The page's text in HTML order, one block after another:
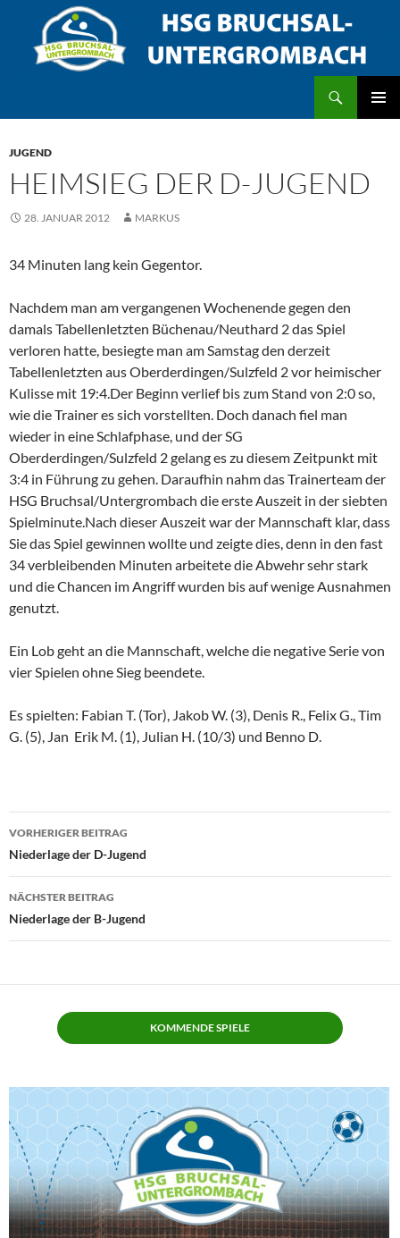
springen
JUGEND
HEIMSIEG DER D-JUGEND
28. JANUAR 2012 MARKUS
34 Minuten lang kein Gegentor.
Nachdem man am vergangenen Wochenende gegen den
damals Tabellenletzten Büchenau/Neuthard 2 das Spiel
verloren hatte, besiegte man am Samstag den derzeit
Tabellenletzten aus Oberderdingen/Sulzfeld 2 vor heimischer
Kulisse mit 19:4.Der Beginn verlief bis zum Stand von 2:0 so,
wie die Trainer es sich vorstellten. Doch danach fiel man
wieder in eine Schlafphase, und der SG
Oberderdingen/Sulzfeld 2 gelang es zu diesem Zeitpunkt mit
3:4 in Führung zu gehen. Daraufhin nahm das Trainerteam der
HSG Bruchsal/Untergrombach die erste Auszeit in der siebten
Spielminute.Nach dieser Auszeit war der Mannschaft klar, dass
Sie das Spiel gewinnen wollte und zeigte dies, denn in den fast
34 verbleibenden Minuten arbeitete die Abwehr sehr stark
und die Chancen im Angriff wurden bis auf wenige Ausnahmen
genutzt.
Ein Lob geht an die Mannschaft, welche die negative Serie von
vier Spielen ohne Sieg beendete.
Es spielten: Fabian T. (Tor), Jakob W. (3), Denis R., Felix G., Tim
G. (5), Jan  Erik M. (1), Julian H. (10/3) und Benno D.
Beitragsnavigation
VORHERIGER BEITRAG
Niederlage der D-Jugend
NÄCHSTER BEITRAG
Niederlage der B-Jugend
KOMMENDE SPIELE